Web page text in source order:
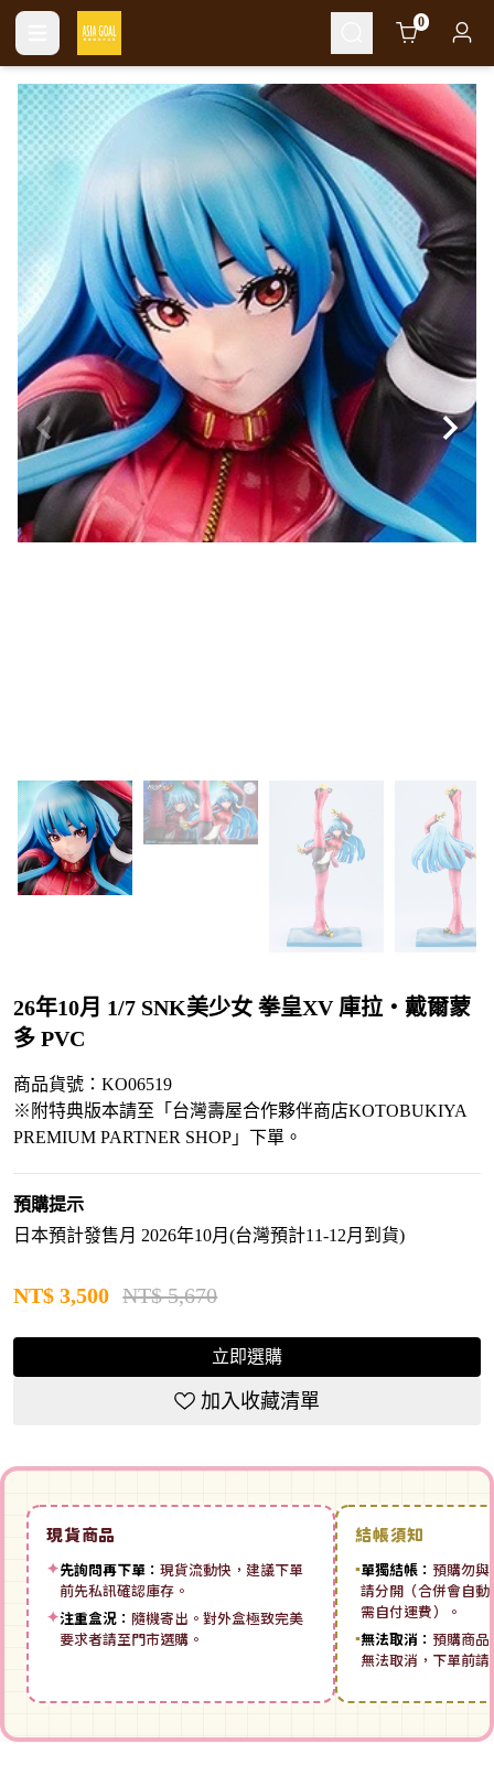
Cart 0
26年10月 1/7 SNK美少女 拳皇XV 庫拉・戴爾蒙
多 PVC
商品貨號：KO06519
※附特典版本請至「台灣壽屋合作夥伴商店KOTOBUKIYA
PREMIUM PARTNER SHOP」下單。
預購提示
日本預計發售月 2026年10月(台灣預計11-12月到貨)
NT$ 3,500 NT$ 5,670
立即選購
加入收藏清單
現貨商品
✦先詢問再下單： 現貨流動快，建議下單
前先私訊確認庫存。
✦注重盒況： 隨機寄出。對外盒極致完美
要求者請至門市選購。
結帳須知
▪單獨結帳： 預購勿與
請分開（合併會自
需自付運費）。
▪無法取消： 預購商品
無法取消，下單前